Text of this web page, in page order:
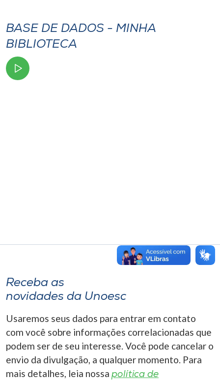
Store
Selecione
o idioma
BASE DE DADOS - MINHA
BIBLIOTECA
Receba as
novidades da Unoesc
Usaremos seus dados para entrar em contato
com você sobre informações correlacionadas que
podem ser de seu interesse. Você pode cancelar o
envio da divulgação, a qualquer momento. Para
mais detalhes, leia nossa política de